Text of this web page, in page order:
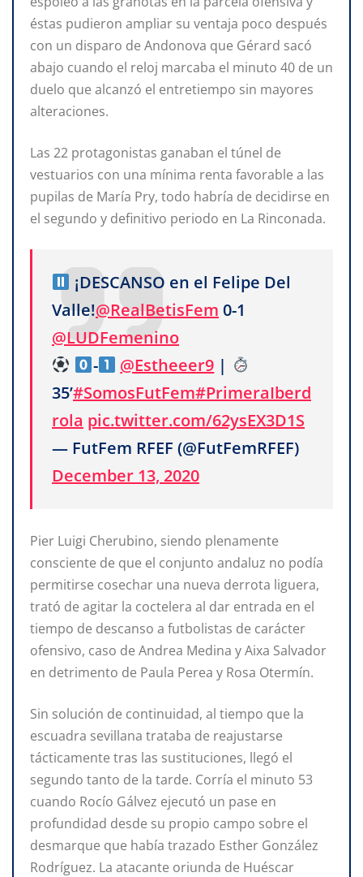
éstas pudieron ampliar su ventaja poco después
con un disparo de Andonova que Gérard sacó
abajo cuando el reloj marcaba el minuto 40 de un
duelo que alcanzó el entretiempo sin mayores
alteraciones.
Las 22 protagonistas ganaban el túnel de
vestuarios con una mínima renta favorable a las
pupilas de María Pry, todo habría de decidirse en
el segundo y definitivo periodo en La Rinconada.
¡DESCANSO en el Felipe Del
Valle!@RealBetisFem 0-1
@LUDFemenino
-
@Estheeer9 |
35’#SomosFutFem#PrimeraIberd
rola pic.twitter.com/62ysEX3D1S
— FutFem RFEF (@FutFemRFEF)
December 13, 2020
Pier Luigi Cherubino, siendo plenamente
consciente de que el conjunto andaluz no podía
permitirse cosechar una nueva derrota liguera,
trató de agitar la coctelera al dar entrada en el
tiempo de descanso a futbolistas de carácter
ofensivo, caso de Andrea Medina y Aixa Salvador
en detrimento de Paula Perea y Rosa Otermín.
Sin solución de continuidad, al tiempo que la
escuadra sevillana trataba de reajustarse
tácticamente tras las sustituciones, llegó el
segundo tanto de la tarde. Corría el minuto 53
cuando Rocío Gálvez ejecutó un pase en
profundidad desde su propio campo sobre el
desmarque que había trazado Esther González
Rodríguez. La atacante oriunda de Huéscar